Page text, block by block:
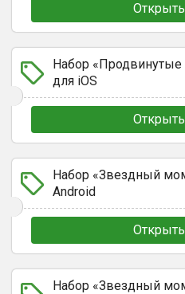
Набор «Продвинутые
для iOS
Набор «Звездный
Android
Набор «Звездный